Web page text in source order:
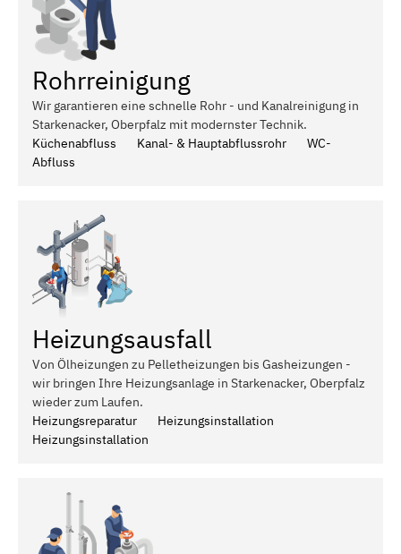
Rohrreinigung
Wir garantieren eine schnelle Rohr - und Kanalreinigung in
Starkenacker, Oberpfalz mit modernster Technik.
Küchenabfluss
Kanal- & Hauptabflussrohr
WC-
Abfluss
Heizungsausfall
Von Ölheizungen zu Pelletheizungen bis Gasheizungen -
wir bringen Ihre Heizungsanlage in Starkenacker, Oberpfalz
wieder zum Laufen.
Heizungsreparatur
Heizungsinstallation
Heizungsinstallation